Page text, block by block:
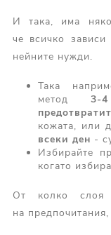
И така, има
че всичко
нейните нужди.
Така
метод3-
кожата, или
всеки ден -
Избирайте
когато
От колко слоя
на